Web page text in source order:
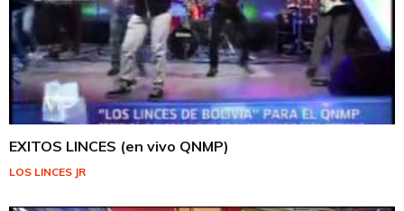
EXITOS LINCES (en vivo QNMP)
LOS LINCES JR